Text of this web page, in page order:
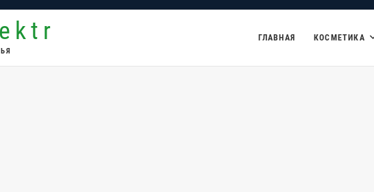
ГЛАВНАЯ КОСМЕТИКА